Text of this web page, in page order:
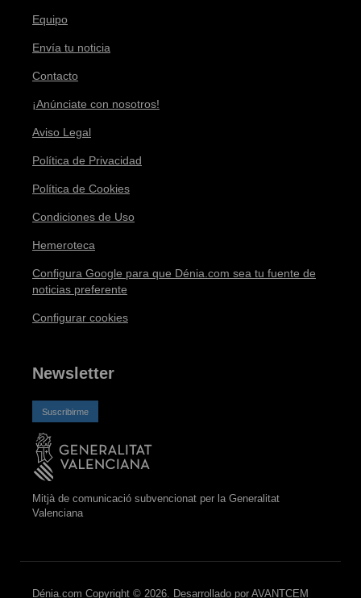
Equipo
Envía tu noticia
Contacto
¡Anúnciate con nosotros!
Aviso Legal
Política de Privacidad
Política de Cookies
Condiciones de Uso
Hemeroteca
Configura Google para que Dénia.com sea tu fuente de
noticias preferente
Configurar cookies
Newsletter
Suscribirme
Mitjà de comunicació subvencionat per la Generalitat
Valenciana
Dénia.com Copyright © 2026. Desarrollado por AVANTCEM